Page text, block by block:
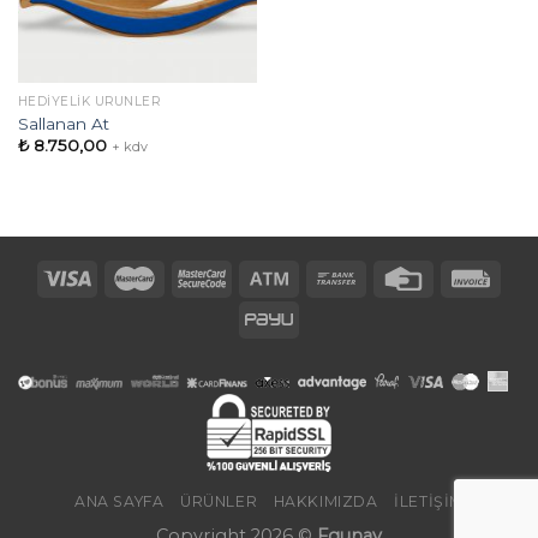
HEDIYELIK ÜRÜNLER
Sallanan At
₺8.750,00 + kdv
ANA SAYFA ÜRÜNLER HAKKIMIZDA İLETIŞIM